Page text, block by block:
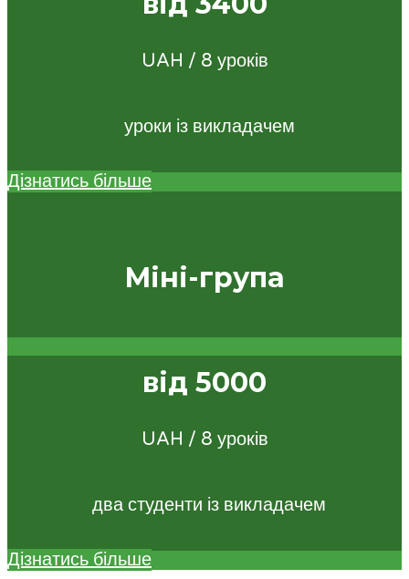
UAH / 8 уроків
уроки із викладачем
Дізнатись більше
Міні-група
від 5000
UAH / 8 уроків
два студенти із викладачем
Дізнатись більше